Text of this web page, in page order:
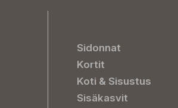
Sidonnat
Kortit
Koti & Sisustus
Sisäkasvit